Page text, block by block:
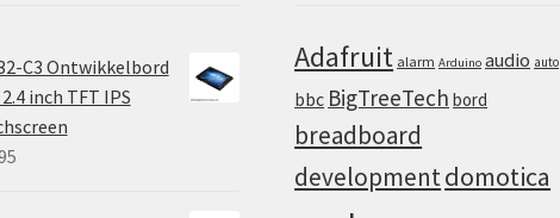
C3 Ontwikkelbord
inch TFT IPS
Adafruit alarm Arduino audio auto
bbc BigTreeTech bord
breadboard
developmentdomotica